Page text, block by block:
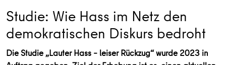
Studie: Wie Hass im Netz den
demokratischen Diskurs bedroht
Die Studie „Lauter Hass – leiser Rückzug“ wurde 2023 in